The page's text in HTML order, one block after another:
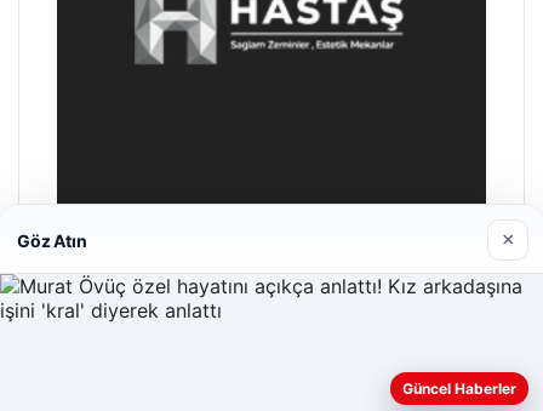
Enes Kaplan Avukatlık Bürosu
28/04/2026
Web sitemizi nasıl kullandığınızı daha iyi anlayabilmek,
Göz Atın ×
Güncel Haberler